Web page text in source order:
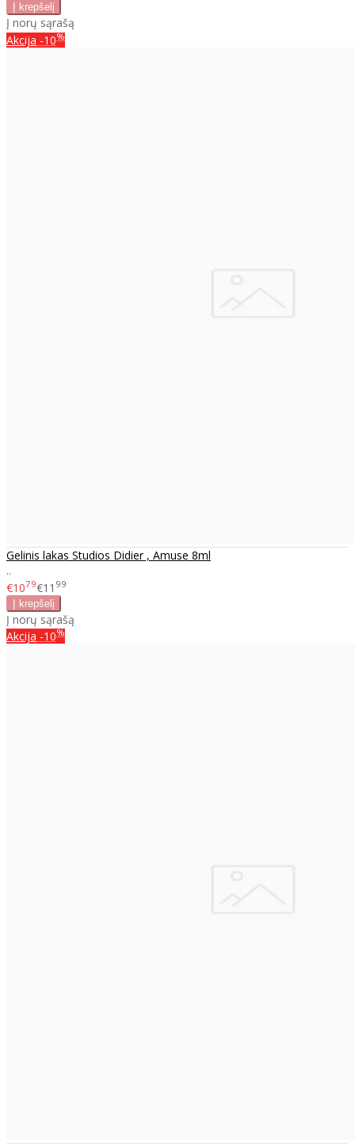
Į norų sąrašą
Akcija -10%
Gelinis lakas Studios Didier , Amuse 8ml
..
€1079€11 99
Į norų sąrašą
Akcija -10%